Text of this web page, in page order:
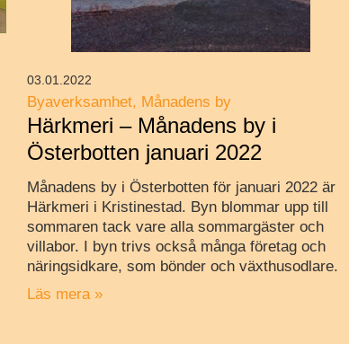
Byaverksamhet Månadens by
Härkmeri – Månadens by i
Österbotten januari 2022
Månadens by i Österbotten för januari 2022 är
Härkmeri i Kristinestad. Byn blommar upp till
sommaren tack vare alla sommargäster och
villabor. I byn trivs också många företag och
näringsidkare, som bönder och växthusodlare.
Läs mera »
03.01.2022